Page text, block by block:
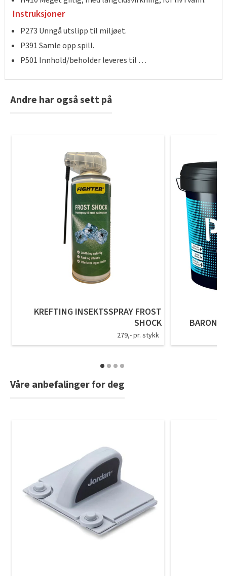
Bli inspirert av nye fargepaletter fra Årets Farge 2026!
Tarkett Shade Eik Soft Beige Parkett
Instruksjoner
P273 Unngå utslipp til miljøet.
P391 Samle opp spill.
P501 Innhold/beholder leveres til …
Andre har også sett på
KREFTING INSEKTSSPRAY FROST
SHOCK
279,- pr. stykk
BARON
Våre anbefalinger for deg